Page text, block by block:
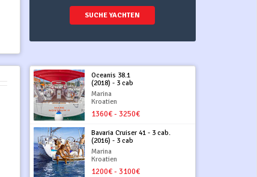
SUCHE YACHTEN
Oceanis 38.1
(2018) - 3 cab
Marina
Kroatien
1360€ - 3250€
Bavaria Cruiser 41 - 3 cab.
(2016) - 3 cab
Marina
Kroatien
1200€ - 3100€